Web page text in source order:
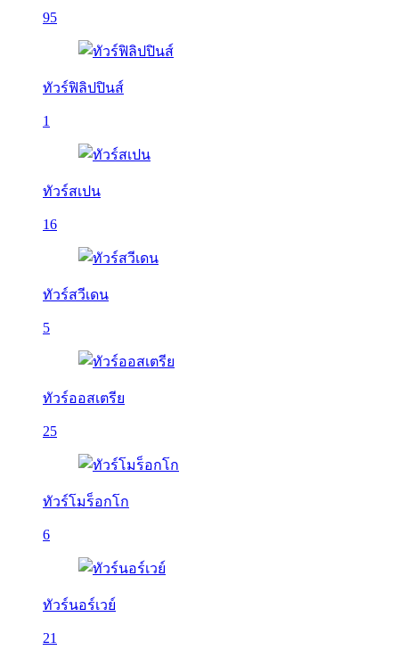
95
ทัวร์ฟิลิปปินส์
1
ทัวร์สเปน
16
ทัวร์สวีเดน
5
ทัวร์ออสเตรีย
25
ทัวร์โมร็อกโก
6
ทัวร์นอร์เวย์
21